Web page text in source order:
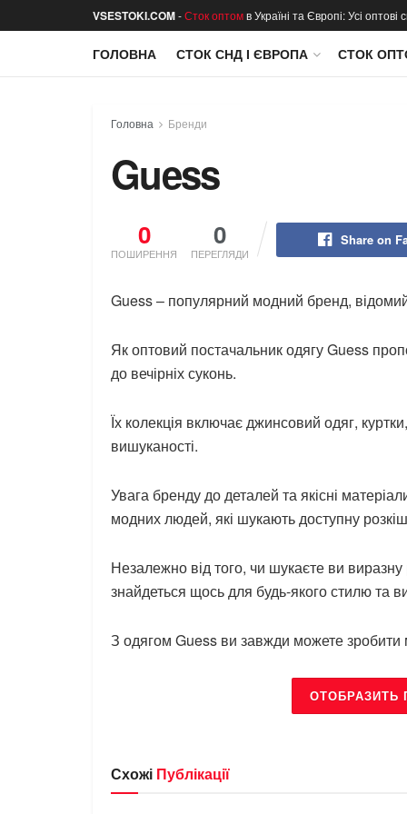
VSESTOKI.COM-Сток оптомв Україні та Європі: Усі
ГОЛОВНА СТОК СНД І ЄВРОПА СТОК
Головна Бренди
Guess
0
ПОШИРЕННЯ
0
ПЕРЕГЛЯДИ
Share on
Guess – популярний модний бренд,
Як оптовий постачальник одягу Guess
до вечірніх суконь.
Їх колекція включає джинсовий одяг,
вишуканості.
Увага бренду до деталей та якісні
модних людей, які шукають доступну
Незалежно від того, чи шукаєте ви
знайдеться щось для будь-якого стилю та
З одягом Guess ви завжди можете зробити
ОТОБРАЗИТЬ
Схожі Публікації
БРЕНДИ